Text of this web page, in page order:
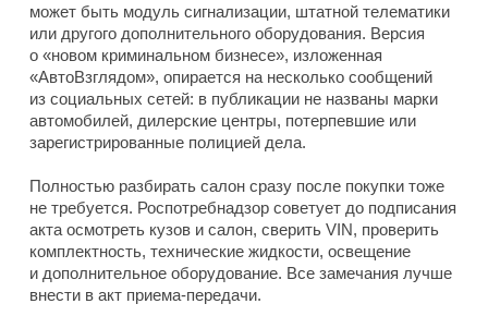
может быть модуль сигнализации, штатной телематики
или другого дополнительного оборудования. Версия
о «новом криминальном бизнесе», изложенная
«АвтоВзглядом», опирается на несколько сообщений
из социальных сетей: в публикации не названы марки
автомобилей, дилерские центры, потерпевшие или
зарегистрированные полицией дела.
Полностью разбирать салон сразу после покупки тоже
не требуется. Роспотребнадзор советует до подписания
акта осмотреть кузов и салон, сверить VIN, проверить
комплектность, технические жидкости, освещение
и дополнительное оборудование. Все замечания лучше
внести в акт приема-передачи.